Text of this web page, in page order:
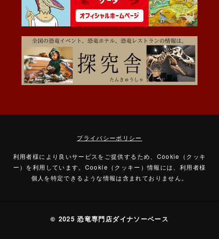
プライバシーポリシー
利用者様により良いサービスをご提供するため、Cookie（クッキ
ー）を利用しています。 Cookie（クッキー）情報には、利用者様
個人を特定できるような情報は含まれておりません。
© 2025 恐竜専門店ダイナソーベース